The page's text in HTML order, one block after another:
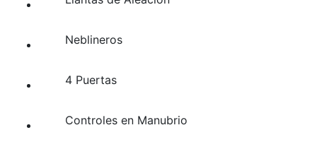
Neblineros
4 Puertas
Controles en Manubrio